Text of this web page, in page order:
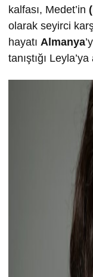
kalfası, Medet’in
olarak seyirci
hayatı Almanya
tanıştığı